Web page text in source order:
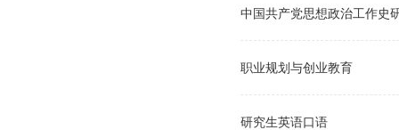
中国共产党思想政治工作史
职业规划与创业教育
研究生英语口语